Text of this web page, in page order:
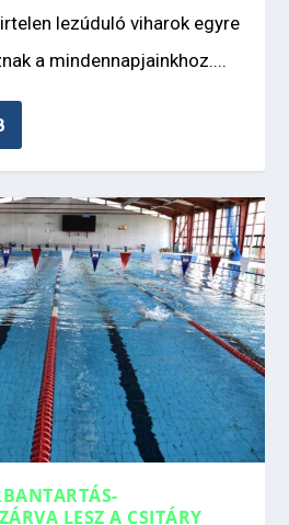
lezúduló viharok egyre
a mindennapjainkhoz....
LESZ A CSITÁRY